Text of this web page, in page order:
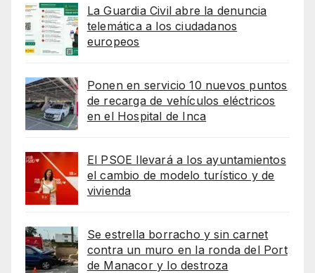
La Guardia Civil abre la denuncia
telemática a los ciudadanos
europeos
Ponen en servicio 10 nuevos puntos
de recarga de vehículos eléctricos
en el Hospital de Inca
El PSOE llevará a los ayuntamientos
el cambio de modelo turístico y de
vivienda
Se estrella borracho y sin carnet
contra un muro en la ronda del Port
de Manacor y lo destroza